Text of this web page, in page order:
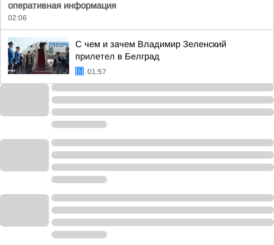
оперативная информация
02:06
С чем и зачем Владимир Зеленский
прилетел в Белград
01:57